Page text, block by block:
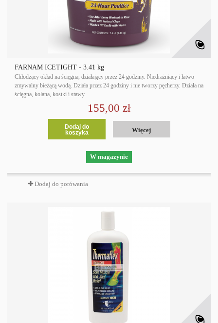
FARNAM ICETIGHT - 3.41 kg
Chłodzący okład na ścięgna, działający przez 24 godziny. Niedrażniący i łatwo
zmywalny bieżącą wodą. Działa przez 24 godziny i nie tworzy pęcherzy. Działa na
ścięgna, kolana, kostki i stawy.
155,00 zł
Dodaj do
koszyka
Więcej
W magazynie
Dodaj do porówania